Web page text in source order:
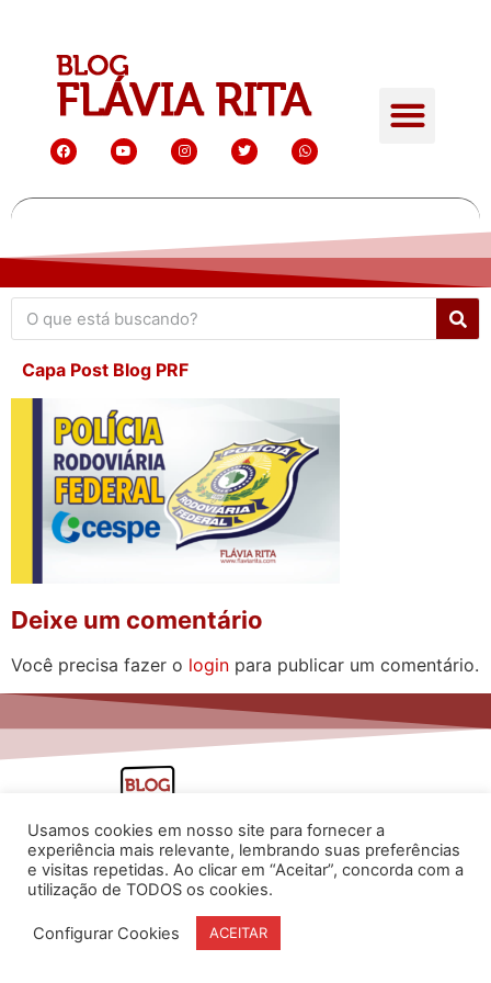
Capa Post Blog PRF
Deixe um comentário
Você precisa fazer o login para publicar um comentário.
Flávia Rita Cursos Online
Usamos cookies em nosso site para fornecer a
experiência mais relevante, lembrando suas preferências
e visitas repetidas. Ao clicar em “Aceitar”, concorda com a
utilização de TODOS os cookies.
Configurar Cookies ACEITAR